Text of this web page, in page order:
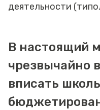
деятельности
В настоящий
чрезвычайно
вписать